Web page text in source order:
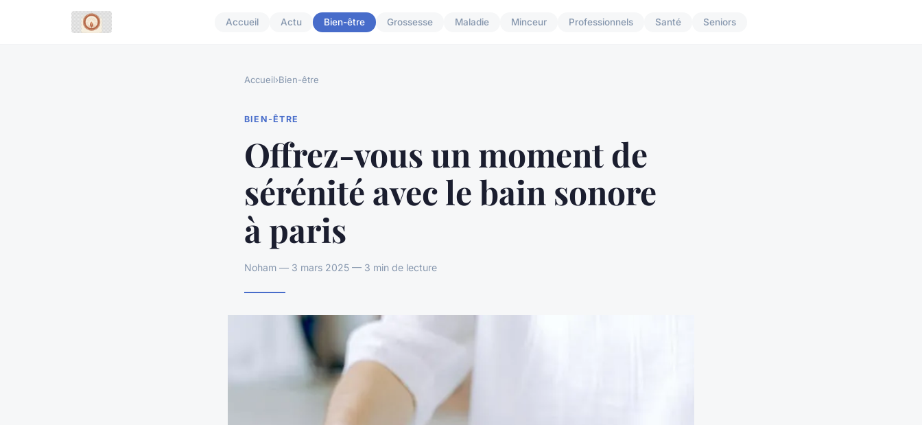
Accueil Actu Bien-être Grossesse Maladie Minceur Professionnels Santé Seniors
Accueil›Bien-être
BIEN-ÊTRE
Offrez-vous un moment de
sérénité avec le bain sonore
à paris
Noham — 3 mars 2025 — 3 min de lecture